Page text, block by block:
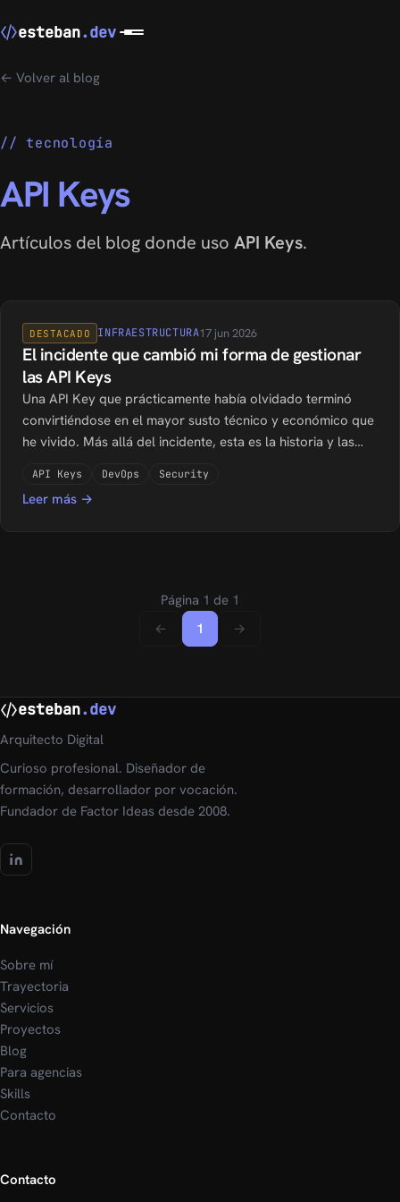
esteban.dev
← Volver al blog
tecnología
API Keys
Artículos del blog donde uso API Keys.
DESTACADO INFRAESTRUCTURA17 jun 2026
El incidente que cambió mi forma de gestionar
las API Keys
Una API Key que prácticamente había olvidado terminó
convirtiéndose en el mayor susto técnico y económico que
he vivido. Más allá del incidente, esta es la historia y las
credenciales
API Keys DevOps Security
Leer más →
Página 1 de 1
←
1 →
esteban.dev
Arquitecto Digital
Curioso profesional. Diseñador de
formación, desarrollador por vocación.
Fundador de Factor Ideas desde 2008.
Navegación
Sobre mí
Trayectoria
Servicios
Proyectos
Blog
Para agencias
Skills
Contacto
Contacto